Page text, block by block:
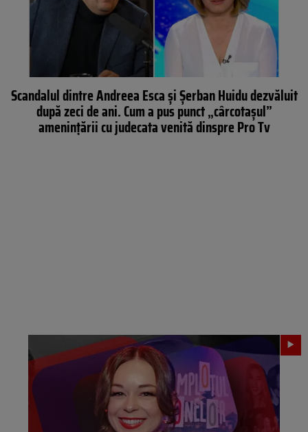
Scandalul dintre Andreea Esca și Șerban Huidu dezvăluit
după zeci de ani. Cum a pus punct „cârcotașul”
amenințării cu judecata venită dinspre Pro Tv